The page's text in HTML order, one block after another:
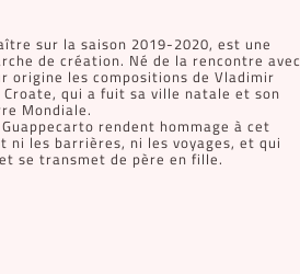
sur la saison 2019-2020, est une
de création. Né de la rencontre avec
origine les compositions de Vladimir
qui a fuit sa ville natale et son
Mondiale.
rendent hommage à cet
ni les barrières, ni les voyages, et qui
se transmet de père en fille.